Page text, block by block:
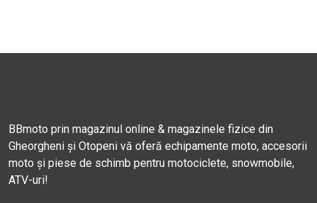
BBmoto prin magazinul online & magazinele fizice din
Gheorgheni și Otopeni vă oferă echipamente moto, accesorii
moto și piese de schimb pentru motociclete, snowmobile,
ATV-uri!